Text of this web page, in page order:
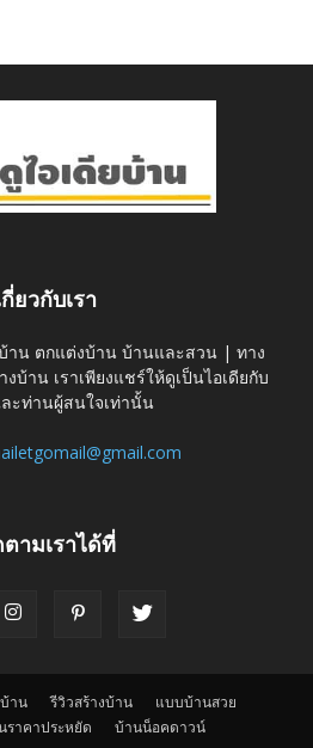
กี่ยวกับเรา
าน ตกแต่งบ้าน บ้านและสวน | ทาง
บ้าน เราเพียงแชร์ให้ดูเป็นไอเดียกับ
ะท่านผู้สนใจเท่านั้น
ามเราได้ที่
าน รีวิวสร้างบ้าน
แบบบ้านสวย
ราคาประหยัด บ้านน็อคดาวน์